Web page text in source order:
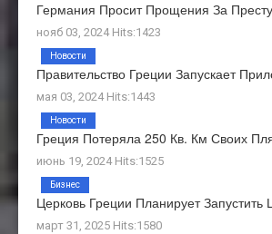
Германия Просит Прощения За
нояб 03, 2024 Hits:1423
Правительство Греции Запускает
мая 03, 2024 Hits:1443
Новости
Греция Потеряла 250 Кв. Км Своих
июнь 19, 2024 Hits:1525
Новости
Церковь Греции Планирует
март 31, 2025 Hits:1580
Бизнес